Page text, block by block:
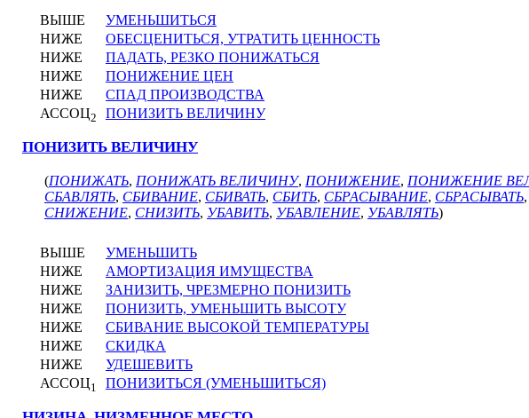
ВЫШЕ
УМЕНЬШИТЬСЯ
НИЖЕ
ОБЕСЦЕНИТЬСЯ, УТРАТИТЬ ЦЕННОСТЬ
НИЖЕ
ПАДАТЬ, РЕЗКО ПОНИЖАТЬСЯ
НИЖЕ
ПОНИЖЕНИЕ ЦЕН
НИЖЕ
СПАД ПРОИЗВОДСТВА
АССОЦ2 ПОНИЗИТЬ ВЕЛИЧИНУ
ПОНИЗИТЬ ВЕЛИЧИНУ
(ПОНИЖАТЬ, ПОНИЖАТЬ ВЕЛИЧИНУ, ПОНИЖЕНИЕ, ПОНИЖЕНИЕ
СБАВЛЯТЬ, СБИВАНИЕ, СБИВАТЬ, СБИТЬ, СБРАСЫВАНИЕ, СБРАСЫВАТЬ,
СНИЖЕНИЕ, СНИЗИТЬ, УБАВИТЬ, УБАВЛЕНИЕ, УБАВЛЯТЬ)
ВЫШЕ
УМЕНЬШИТЬ
НИЖЕ
АМОРТИЗАЦИЯ ИМУЩЕСТВА
НИЖЕ
ЗАНИЗИТЬ, ЧРЕЗМЕРНО ПОНИЗИТЬ
НИЖЕ
ПОНИЗИТЬ, УМЕНЬШИТЬ ВЫСОТУ
НИЖЕ
СБИВАНИЕ ВЫСОКОЙ ТЕМПЕРАТУРЫ
НИЖЕ
СКИДКА
НИЖЕ
УДЕШЕВИТЬ
АССОЦ1 ПОНИЗИТЬСЯ (УМЕНЬШИТЬСЯ)